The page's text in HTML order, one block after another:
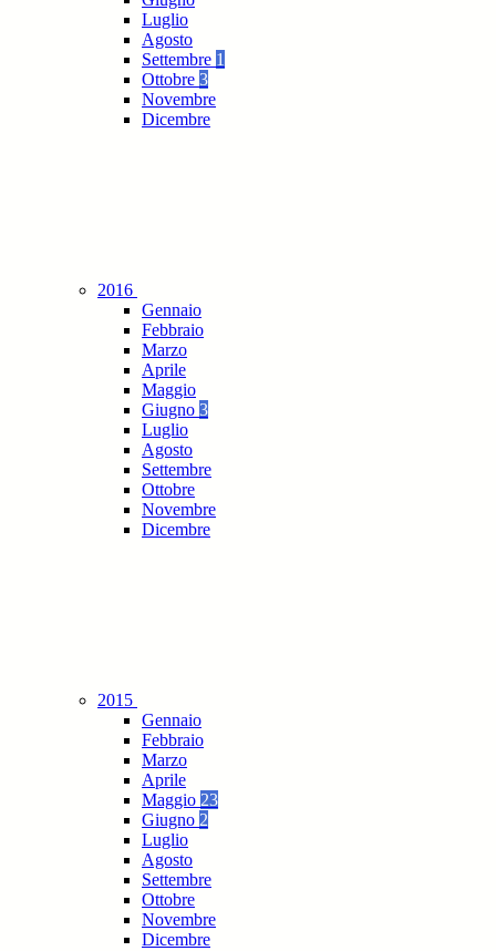
Luglio
Agosto
Settembre 1
Ottobre 3
Novembre
Dicembre
2016
Gennaio
Febbraio
Marzo
Aprile
Maggio
Giugno 3
Luglio
Agosto
Settembre
Ottobre
Novembre
Dicembre
2015
Gennaio
Febbraio
Marzo
Aprile
Maggio 23
Giugno 2
Luglio
Agosto
Settembre
Ottobre
Novembre
Dicembre